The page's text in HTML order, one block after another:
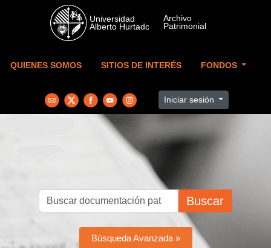
Skip to main content
QUIENES SOMOS SITIOS DE INTERÉS FONDOS
Iniciar sesión
Buscar
Búsqueda Avanzada »